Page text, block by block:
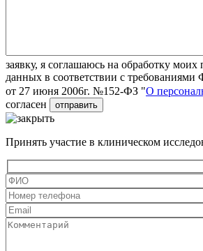
заявку, я соглашаюсь на обработку моих
данных в соответствии с требованиями
от 27 июня 2006г. №152-ФЗ "О
согласен
Принять участие в клиническом